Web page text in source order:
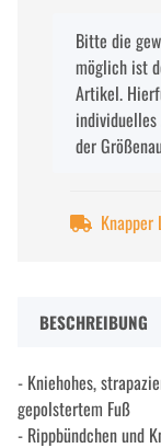
xBitte die
möglich ist
Artikel.
der
Knapper
BESCHREIBUNG
- Kniehohes,
gepolstertem Fuß
- Rippbündchen und